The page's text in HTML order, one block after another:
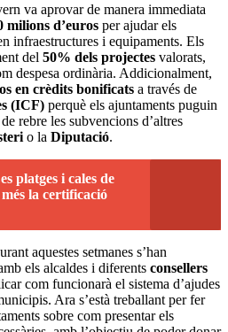
va aprovar de manera immediata
milions d’euros per ajudar els
infraestructures i equipaments. Els
del 50% dels projectes valorats,
despesa ordinària. Addicionalment,
en crèdits bonificats a través de
(ICF) perquè els ajuntaments puguin
rebre les subvencions d’altres
o la Diputació.
platges i cales de
la certificació
aquestes setmanes s’han
els alcaldes i diferents consellers
com funcionarà el sistema d’ajudes
Ara s’està treballant per fer
sobre com presentar els